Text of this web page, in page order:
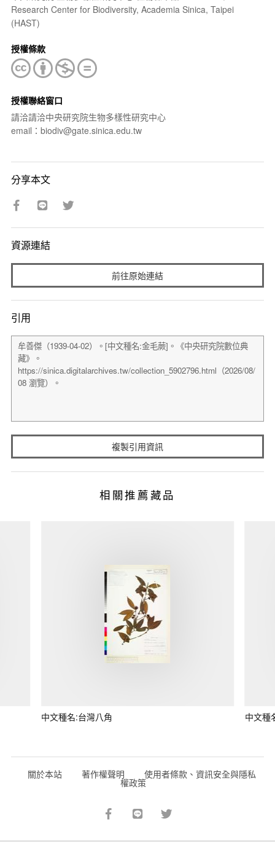
Research Center for Biodiversity, Academia Sinica, Taipei
(HAST)
授權條款
授權聯絡窗口
請洽請洽中央研究院生物多樣性研究中心
email：biodiv@gate.sinica.edu.tw
分享本文
資源連結
前往原始連結
引用
複製引用資訊
相關推薦藏品
中文種名:台灣八角 中文種
關於本站 著作權聲明 使用者條款、資訊安全與隱私
權政策